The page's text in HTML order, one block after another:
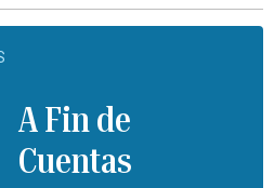
A Fin de
Cuentas